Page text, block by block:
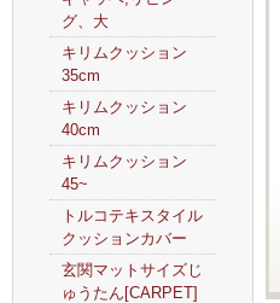
グ、大
キリムクッション
35cm
キリムクッション
40cm
キリムクッション
45~
トルコテキスタイル
クッションカバー
玄関マットサイズじ
ゅうたん[CARPET]